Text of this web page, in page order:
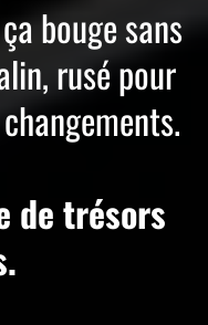
bouge sans
rusé pour
de trésors